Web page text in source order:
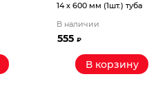
14 х 600 мм (1шт.) туба
В наличии
555₽
В корзину